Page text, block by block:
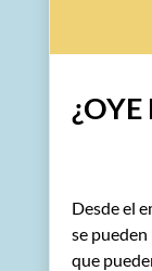
Desde el
se
que